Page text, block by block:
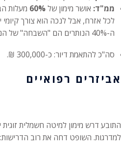
ממ"ד: אושר מימון של60% מעלות
לכל אזרח, אבל לנכה הוא צורך קיומי
ה-40% הנותרים הם "השבחה" של הנכס שהתובע צריך לשלם מכיסו
סה"כ להתאמת דיור: כ-300,000 ₪.
אביזרים רפואיים
התובע דרש מימון למיטה חשמלית
למדרגות. השופט דחה את רוב הדרישות: